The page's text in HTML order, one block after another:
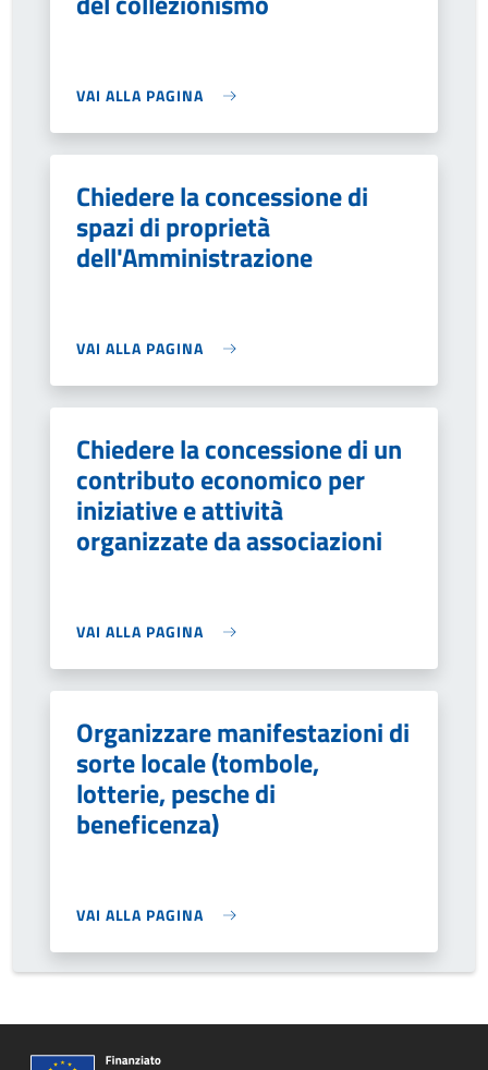
VAI ALLA PAGINA
Chiedere la concessione di
spazi di proprietà
dell'Amministrazione
VAI ALLA PAGINA
Chiedere la concessione di un
contributo economico per
iniziative e attività
organizzate da associazioni
VAI ALLA PAGINA
Organizzare manifestazioni di
sorte locale (tombole,
lotterie, pesche di
beneficenza)
VAI ALLA PAGINA